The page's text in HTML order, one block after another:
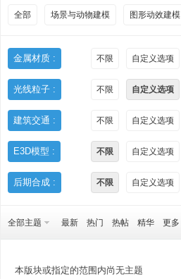
全部 场景与动物建模 图形动效建模
金属材质 : 不限 自定义选项
光线粒子 : 不限 自定义选项
建筑交通 : 不限 自定义选项
E3D模型 : 不限 自定义选项
后期合成 : 不限 自定义选项
全部主题 最新 热门 热帖 精华 更多
本版块或指定的范围内尚无主题